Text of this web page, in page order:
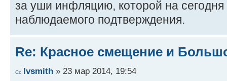
за уши инфляцию, которой на сегодня
наблюдаемого подтверждения.
Re: Красное смещение и
lvsmith » 23 мар 2014, 19:54